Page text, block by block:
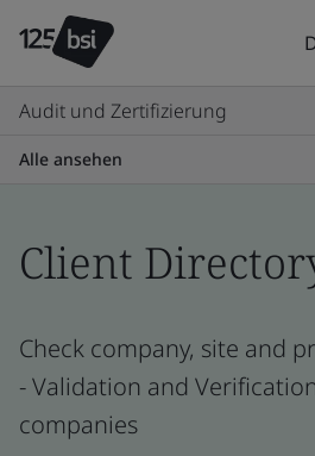
Audit und Zertifizierung
Alle ansehen
Client
Check company, site and
- Validation and
companies